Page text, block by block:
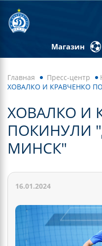
Магазин
Главная Пресс-центр
ХОВАЛКО И КРАВЧЕНКО
ХОВАЛКО И
ПОКИНУЛИ
МИНСК"
16.01.2024